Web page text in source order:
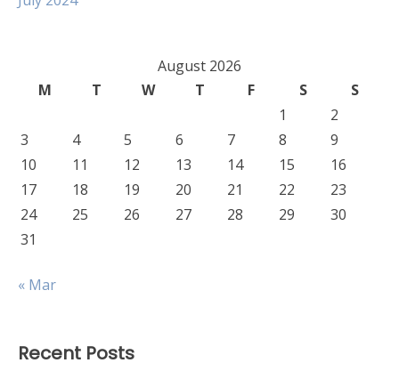
August 2026
M
T W T F S
S
1
2
3
4 5 6 7 8
9
10
11 12 13 14 15
16
17
18 19 20 21 22
23
24
25 26 27 28 29
30
31
« Mar
Recent Posts